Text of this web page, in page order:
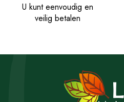
U kunt eenvoudig en
veilig betalen